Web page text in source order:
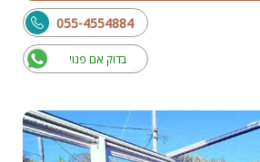
בדוק אם פנוי
055-4554884